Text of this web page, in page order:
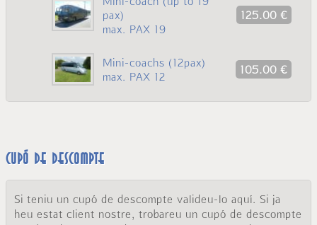
pax)
max. PAX 19
125.00 €
Mini-coachs (12pax)
max. PAX 12
105.00 €
Cupó de descompte
Si teniu un cupó de descompte valideu-lo aquí. Si ja
heu estat client nostre, trobareu un cupó de descompte